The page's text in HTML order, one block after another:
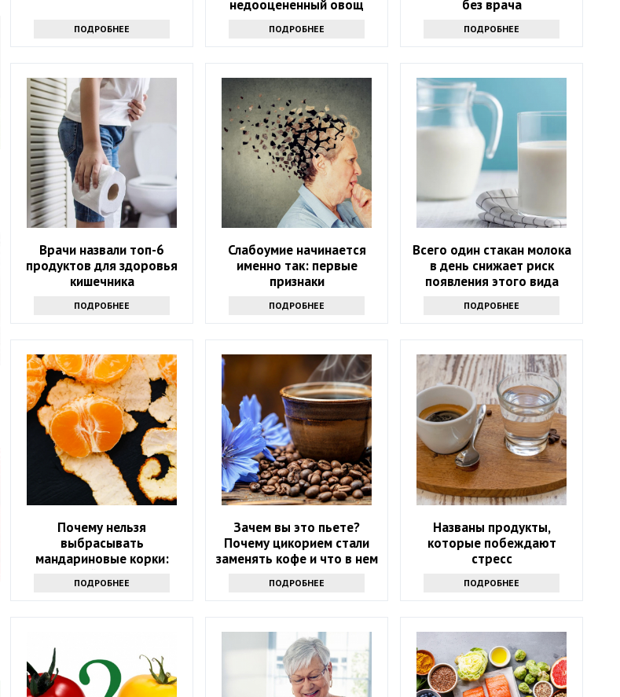
ПОДРОБНЕЕ
недооцененный овощ
ПОДРОБНЕЕ
без врача
ПОДРОБНЕЕ
Врачи назвали топ-6
продуктов для здоровья
кишечника
ПОДРОБНЕЕ
Слабоумие начинается
именно так: первые
признаки
ПОДРОБНЕЕ
Всего один стакан молока
в день снижает риск
появления этого вида
только молоко
ПОДРОБНЕЕ
Почему нельзя
выбрасывать
мандариновые корки:
лучше залейте их уксусом
ПОДРОБНЕЕ
Зачем вы это пьете?
Почему цикорием стали
заменять кофе и что в нем
ПОДРОБНЕЕ
Названы продукты,
которые побеждают
стресс
ПОДРОБНЕЕ